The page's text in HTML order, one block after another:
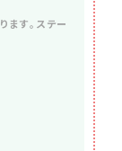
す。ステー